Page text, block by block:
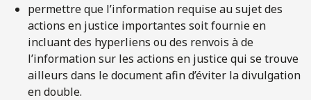
permettre que l’information requise au sujet des
actions en justice importantes soit fournie en
incluant des hyperliens ou des renvois à de
l’information sur les actions en justice qui se trouve
ailleurs dans le document afin d’éviter la divulgation
en double.